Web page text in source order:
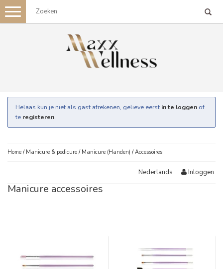
Toggle
navigation
Helaas kun je niet als gast afrekenen, gelieve eerst in te loggen of
te registeren.
Home / Manicure & pedicure / Manicure (Handen) /Accessoires
Nederlands Inloggen
Manicure accessoires